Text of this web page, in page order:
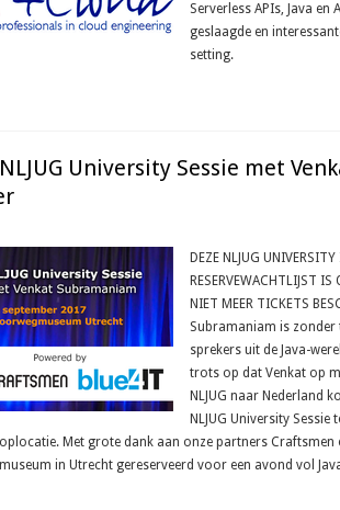
Serverless APIs, Java en
geslaagde en
setting.
NLJUG University Sessie met
DEZE NLJUG
RESERVEWACHTLIJST IS
NIET MEER TICKETS
Subramaniam is zonder
sprekers uit de Java-
trots op dat Venkat op
NLJUG naar Nederland
NLJUG University
Met grote dank aan onze partners Craftsmen
in Utrecht gereserveerd voor een avond vol